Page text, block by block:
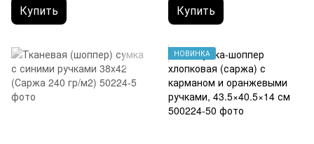
Купить Купить
НОВИНКА